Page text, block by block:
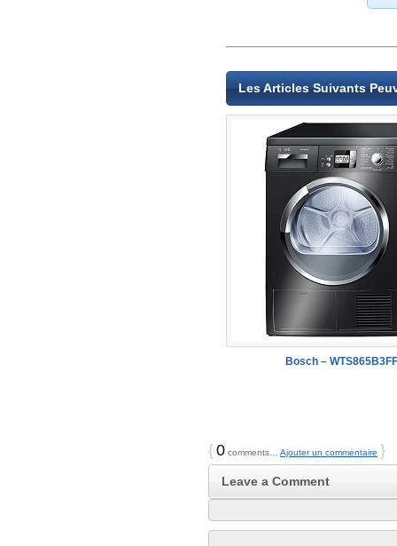
Les Articles Suivants
Bosch – WTS865B3FF
{0 comments… Ajouter un commentaire }
Leave a Comment